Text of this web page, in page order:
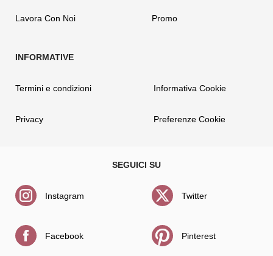
Lavora Con Noi Promo
Termini e condizioni
Privacy
Informativa Cookie
Preferenze Cookie
Instagram
Facebook
Twitter
Pinterest